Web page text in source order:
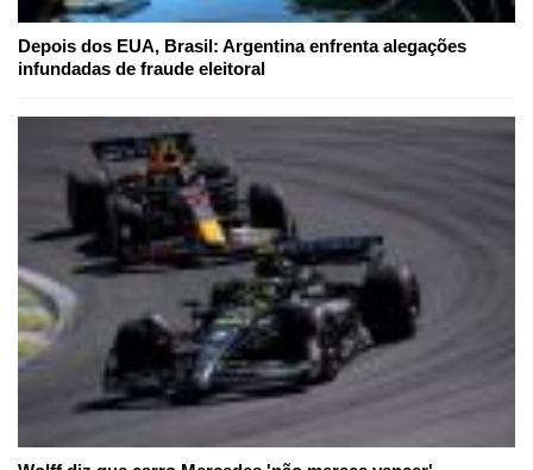
Depois dos EUA, Brasil: Argentina enfrenta alegações
infundadas de fraude eleitoral